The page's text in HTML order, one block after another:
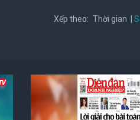
Xếp theo: Thời gian